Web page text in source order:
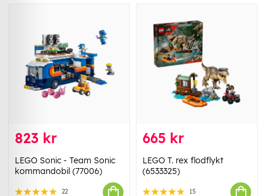
823 kr
LEGO Sonic - Team Sonic
kommandobil (77006)
22
665 kr
LEGO T. rex flodflykt
(6533325)
15